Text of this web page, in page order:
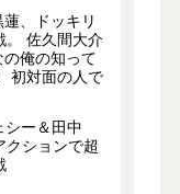
、ドッキリ
。 佐久間大介
俺の知って
初対面の人で
ー＆田中
クションで超